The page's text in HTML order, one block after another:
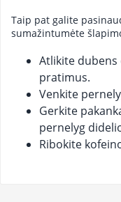
Taip pat galite
sumažintumėte
Atlikite
pratimus.
Venkite
Gerkite
pernelyg
Ribokite